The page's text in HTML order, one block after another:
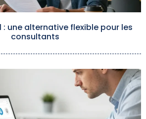
une alternative flexible pour les
consultants